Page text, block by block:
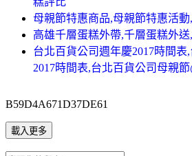
母親節特惠商品,母親節特惠活
高雄千層蛋糕外帶,千層蛋糕外
台北百貨公司週年慶2017時間
2017時間表,台北百貨公司母親節
B59D4A671D37DE61
載入更多